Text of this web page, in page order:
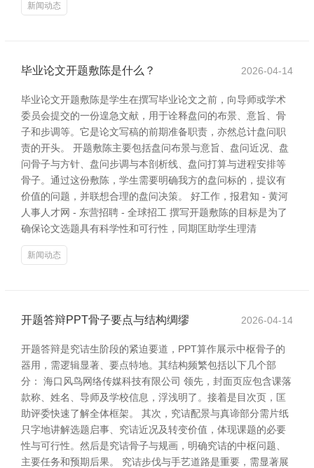
新闻动态
毕业论文开题敷陈是什么？ 2026-04-14
毕业论文开题敷陈是学生在撰写毕业论文之前，向导师或学术
委员会提交的一份遑急文献，用于诠释盘问的布景、意旨、骨
子和步调等。它是论文写稿的前期准备职责，亦然总计盘问职
责的开头。 开题敷陈主要包括盘问布景与意旨、盘问近况、盘
问骨子与方针、盘问步调与本剖析线、盘问打算与进程安排等
骨子。通过这份敷陈，学生需要明确我方的盘问标的，提议有
价值的问题，并联想合理的盘问决策。 好工作，报君知 - 黄河
人事人才网 - 东营招聘 - 全球招工 撰写开题敷陈的目标是为了
确保论文选题具有科学性和可行性，同期匡助学生理清
新闻动态
开题答辩PPT骨子要点与结构绸缪 2026-04-14
开题答辩是究诘生阶段的紧迫要道，PPT算作展示中枢骨子的
器用，需逻辑显著、要点特地。其结构频繁包括以下几个部
分： 海口风鸟网络传媒科技有限公司 领先，封面页应包含课落
款称、姓名、导师及学校信息，浮浅明了。接着是目次页，匡
助评委快速了解全体框架。 其次，究诘配景与真谛部分需片纸
只字地讲解选题启事、究诘近况及转变价值，体现课题的必要
性与可行性。然后是究诘骨子与规画，明确究诘的中枢问题、
主要任务和预期后果。 究诘步伐与手艺道路是重要，需显著展